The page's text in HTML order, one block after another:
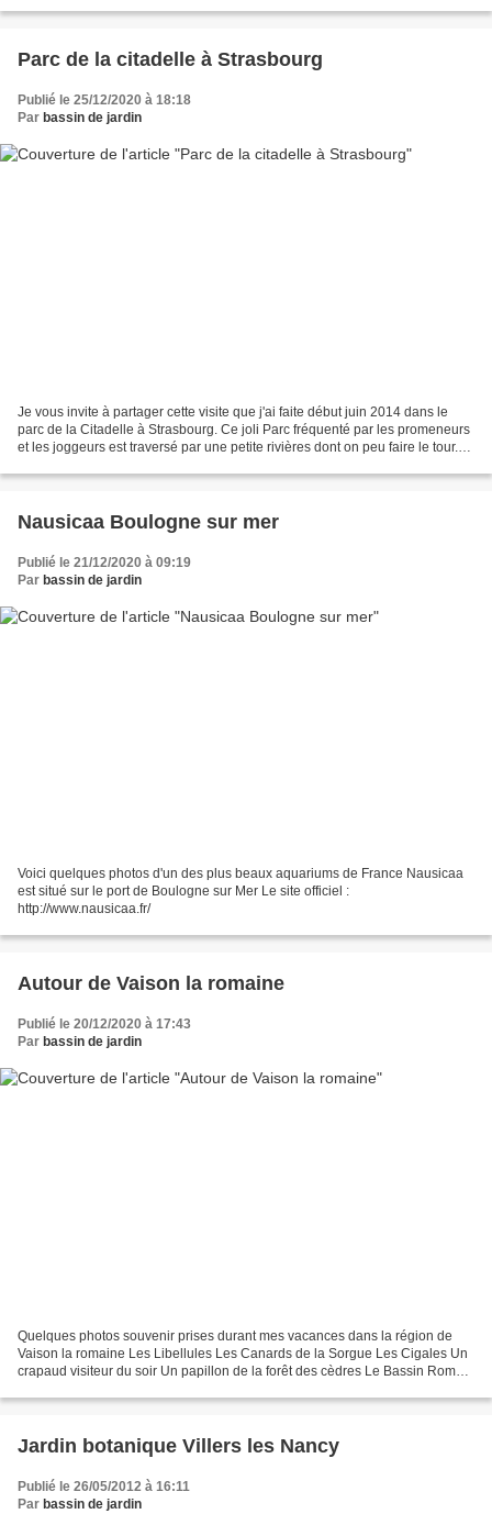
Parc de la citadelle à Strasbourg
Publié le 25/12/2020 à 18:18
Par bassin de jardin
Je vous invite à partager cette visite que j'ai faite début juin 2014 dans le
parc de la Citadelle à Strasbourg. Ce joli Parc fréquenté par les promeneurs
et les joggeurs est traversé par une petite rivières dont on peu faire le tour.
Nausicaa Boulogne sur mer
Publié le 21/12/2020 à 09:19
Par bassin de jardin
Voici quelques photos d'un des plus beaux aquariums de France Nausicaa
est situé sur le port de Boulogne sur Mer Le site officiel :
http://www.nausicaa.fr/
Autour de Vaison la romaine
Publié le 20/12/2020 à 17:43
Par bassin de jardin
Quelques photos souvenir prises durant mes vacances dans la région de
Vaison la romaine Les Libellules Les Canards de la Sorgue Les Cigales Un
crapaud visiteur du soir Un papillon de la forêt des cèdres Le Bassin Romain
Jardin botanique Villers les Nancy
Publié le 26/05/2012 à 16:11
Par bassin de jardin